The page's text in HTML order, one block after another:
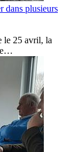
dans plusieurs
le 25 avril, la